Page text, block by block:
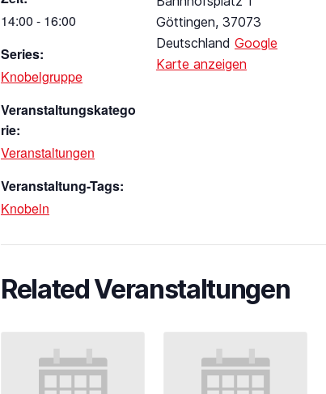
14:00 - 16:00
Series:
Knobelgruppe
Veranstaltungskatego
rie:
Veranstaltungen
Veranstaltung-Tags:
Knobeln
Göttingen, 37073
Deutschland Google
Karte anzeigen
Related Veranstaltungen